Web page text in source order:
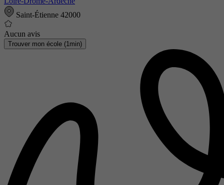
Saint-Étienne 42000
Aucun avis
Trouver mon école (1min)